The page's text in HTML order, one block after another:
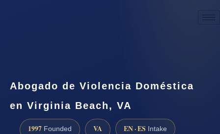
Abogado de Violencia Doméstica
en Virginia Beach, VA
1997 Founded VA EN · ES Intake